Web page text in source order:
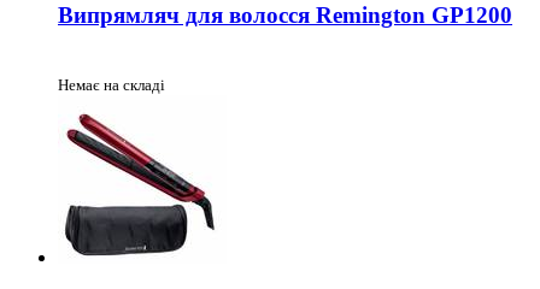
Випрямляч для волосся Remington GP1200
Немає на складі